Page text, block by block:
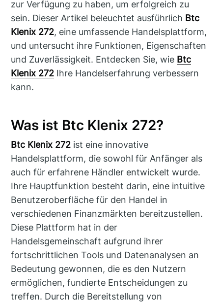
zur Verfügung zu haben, um erfolgreich zu
sein. Dieser Artikel beleuchtet ausführlich Btc
Klenix 272, eine umfassende Handelsplattform,
und untersucht ihre Funktionen, Eigenschaften
und Zuverlässigkeit. Entdecken Sie, wie Btc
Klenix 272 Ihre Handelserfahrung verbessern
kann.
Was ist Btc Klenix 272?
Btc Klenix 272 ist eine innovative
Handelsplattform, die sowohl für Anfänger als
auch für erfahrene Händler entwickelt wurde.
Ihre Hauptfunktion besteht darin, eine intuitive
Benutzeroberfläche für den Handel in
verschiedenen Finanzmärkten bereitzustellen.
Diese Plattform hat in der
Handelsgemeinschaft aufgrund ihrer
fortschrittlichen Tools und Datenanalysen an
Bedeutung gewonnen, die es den Nutzern
ermöglichen, fundierte Entscheidungen zu
treffen. Durch die Bereitstellung von